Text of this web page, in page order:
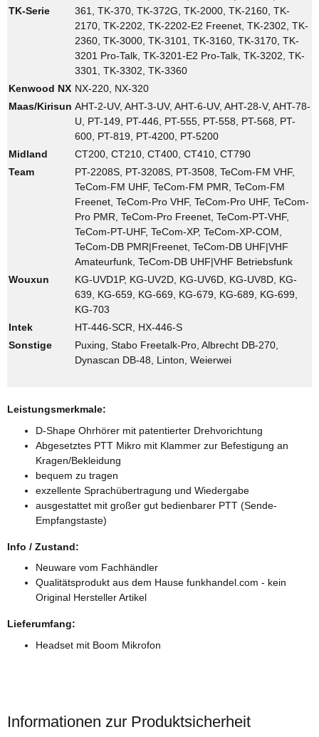
TK-Serie
361, TK-370, TK-372G, TK-2000, TK-2160, TK-
2170, TK-2202, TK-2202-E2 Freenet, TK-2302, TK-
2360, TK-3000, TK-3101, TK-3160, TK-3170, TK-
3201 Pro-Talk, TK-3201-E2 Pro-Talk, TK-3202, TK-
3301, TK-3302, TK-3360
Kenwood NX NX-220, NX-320
Maas/Kirisun AHT-2-UV, AHT-3-UV, AHT-6-UV, AHT-28-V, AHT-78-
U, PT-149, PT-446, PT-555, PT-558, PT-568, PT-
600, PT-819, PT-4200, PT-5200
Midland
CT200, CT210, CT400, CT410, CT790
Team
PT-2208S, PT-3208S, PT-3508, TeCom-FM VHF,
TeCom-FM UHF, TeCom-FM PMR, TeCom-FM
Freenet, TeCom-Pro VHF, TeCom-Pro UHF, TeCom-
Pro PMR, TeCom-Pro Freenet, TeCom-PT-VHF,
TeCom-PT-UHF, TeCom-XP, TeCom-XP-COM,
TeCom-DB PMR|Freenet, TeCom-DB UHF|VHF
Amateurfunk, TeCom-DB UHF|VHF Betriebsfunk
Wouxun
KG-UVD1P, KG-UV2D, KG-UV6D, KG-UV8D, KG-
639, KG-659, KG-669, KG-679, KG-689, KG-699,
KG-703
Intek
HT-446-SCR, HX-446-S
Sonstige
Puxing, Stabo Freetalk-Pro, Albrecht DB-270,
Dynascan DB-48, Linton, Weierwei
Leistungsmerkmale:
D-Shape Ohrhörer mit patentierter Drehvorichtung
Abgesetztes PTT Mikro mit Klammer zur Befestigung an
Kragen/Bekleidung
bequem zu tragen
exzellente Sprachübertragung und Wiedergabe
ausgestattet mit großer gut bedienbarer PTT (Sende-
Empfangstaste)
Info / Zustand:
Neuware vom Fachhändler
Qualitätsprodukt aus dem Hause funkhandel.com - kein
Original Hersteller Artikel
Lieferumfang:
Headset mit Boom Mikrofon
Informationen zur Produktsicherheit